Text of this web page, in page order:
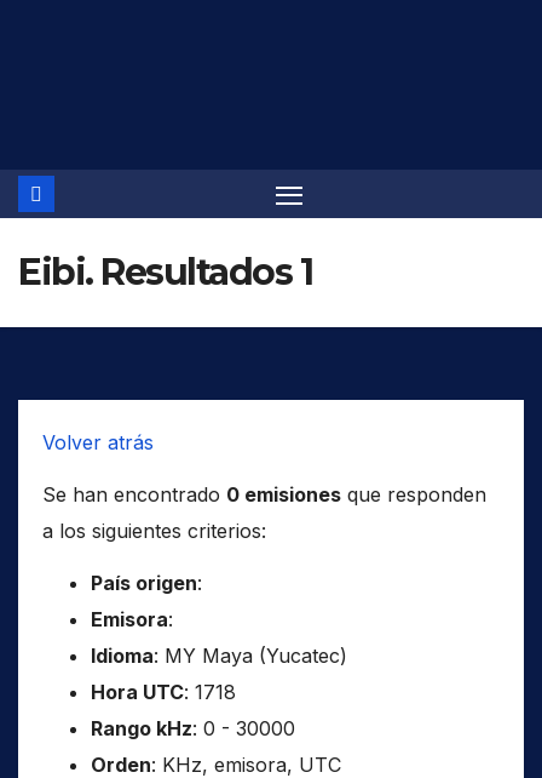
Eibi. Resultados 1
Volver atrás
Se han encontrado 0 emisiones que responden
a los siguientes criterios:
País origen:
Emisora:
Idioma: MY Maya (Yucatec)
Hora UTC: 1718
Rango kHz: 0 - 30000
Orden: KHz, emisora, UTC